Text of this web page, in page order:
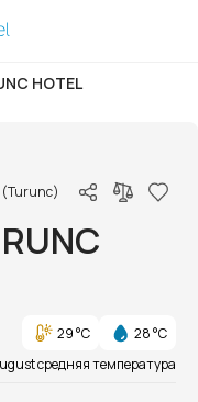
HOTEL
(Turunc)
29 °C
28 °C
средняя температура